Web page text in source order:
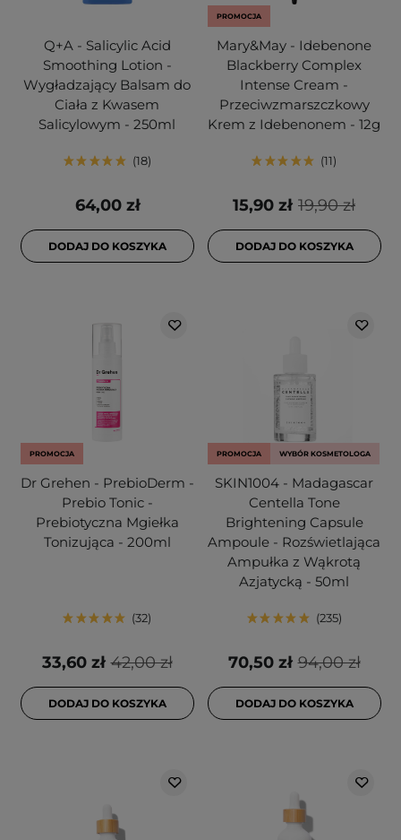
Q+A - Salicylic Acid
Smoothing Lotion -
Wygładzający Balsam do
Ciała z Kwasem
Salicylowym - 250ml
18
64,00 zł
DODAJ DO KOSZYKA
PROMOCJA
Mary&May - Idebenone
Blackberry Complex
Intense Cream -
Przeciwzmarszczkowy
Krem z Idebenonem - 12g
11
19,90 zł
15,90 zł
DODAJ DO KOSZYKA
PROMOCJA
Dr Grehen - PrebioDerm -
Prebio Tonic -
Prebiotyczna Mgiełka
Tonizująca - 200ml
32
42,00 zł
33,60 zł
DODAJ DO KOSZYKA
PROMOCJA WYBÓR KOSMETOLOGA
SKIN1004 - Madagascar
Centella Tone
Brightening Capsule
Ampoule - Rozświetlająca
Ampułka z Wąkrotą
Azjatycką - 50ml
235
94,00 zł
70,50 zł
DODAJ DO KOSZYKA